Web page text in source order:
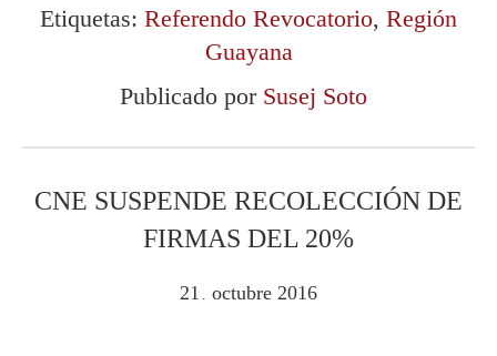
Etiquetas: Referendo Revocatorio, Región
Guayana
Publicado por Susej Soto
CNE SUSPENDE RECOLECCIÓN DE
FIRMAS DEL 20%
21 . octubre 2016